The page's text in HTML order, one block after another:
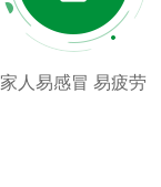
家人易感冒 易疲劳